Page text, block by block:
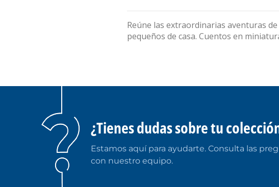
Reúne las extraordinarias aventuras
pequeños de casa. Cuentos en
¿Tienes dudas sobre tu
Estamos aquí para ayudarte. Consulta las
con nuestro equipo.